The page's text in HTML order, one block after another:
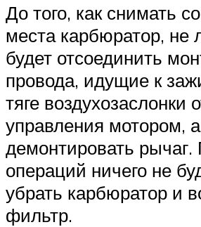
До того, как снимать
места карбюратор, не
будет отсоединить
провода, идущие к
тяге воздухозаслонки
управления мотором,
демонтировать рычаг.
операций ничего не
убрать карбюратор и
фильтр.